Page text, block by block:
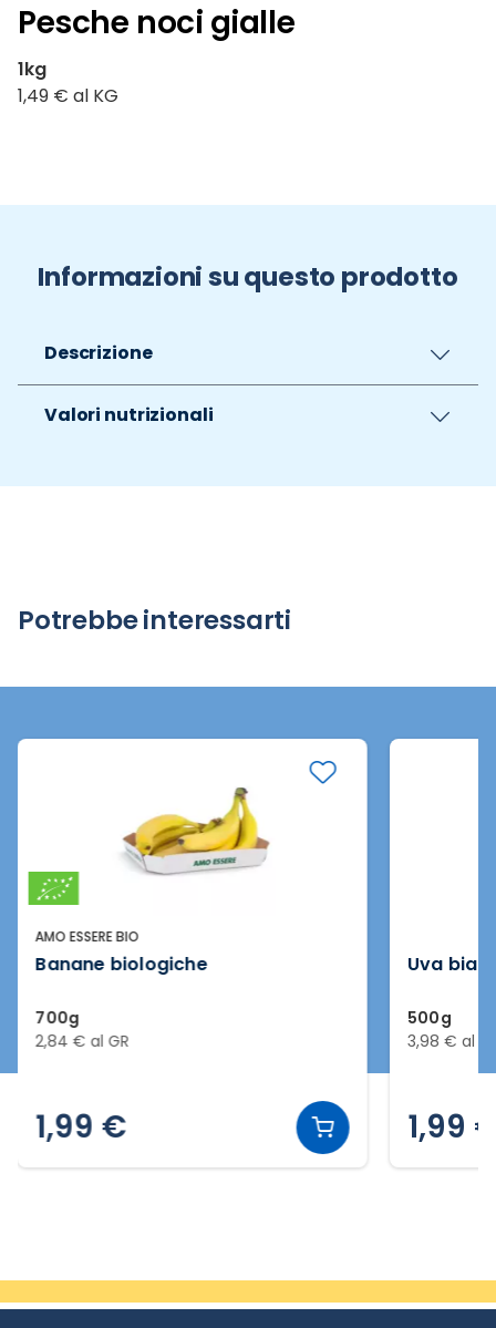
Pesche noci gialle
1kg
1,49 € al KG
Informazioni su questo prodotto
Descrizione
Valori nutrizionali
Potrebbe interessarti
AMO ESSERE BIO
Banane biologiche
700g
2,84 € al GR
1,99 €
Uva
500g
3,98 € al
1,99